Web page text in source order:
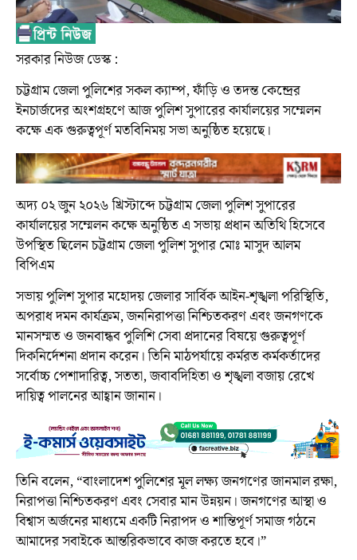
সরকার নিউজ ডেস্ক :
চট্টগ্রাম জেলা পুলিশের সকল ক্যাম্প, ফাঁড়ি ও তদন্ত কেন্দ্রের
ইনচার্জদের অংশগ্রহণে আজ পুলিশ সুপারের কার্যালয়ের সম্মেলন
কক্ষে এক গুরুত্বপূর্ণ মতবিনিময় সভা অনুষ্ঠিত হয়েছে।
অদ্য ০২ জুন ২০২৬ খ্রিস্টাব্দে চট্টগ্রাম জেলা পুলিশ সুপারের
কার্যালয়ের সম্মেলন কক্ষে অনুষ্ঠিত এ সভায় প্রধান অতিথি হিসেবে
উপস্থিত ছিলেন চট্টগ্রাম জেলা পুলিশ সুপার মোঃ মাসুদ আলম
বিপিএম
সভায় পুলিশ সুপার মহোদয় জেলার সার্বিক আইন-শৃঙ্খলা পরিস্থিতি,
অপরাধ দমন কার্যক্রম, জননিরাপত্তা নিশ্চিতকরণ এবং জনগণকে
মানসম্মত ও জনবান্ধব পুলিশি সেবা প্রদানের বিষয়ে গুরুত্বপূর্ণ
দিকনির্দেশনা প্রদান করেন। তিনি মাঠপর্যায়ে কর্মরত কর্মকর্তাদের
সর্বোচ্চ পেশাদারিত্ব, সততা, জবাবদিহিতা ও শৃঙ্খলা বজায় রেখে
দায়িত্ব পালনের আহ্বান জানান।
তিনি বলেন, “বাংলাদেশ পুলিশের মূল লক্ষ্য জনগণের জানমাল রক্ষা,
নিরাপত্তা নিশ্চিতকরণ এবং সেবার মান উন্নয়ন। জনগণের আস্থা ও
বিশ্বাস অর্জনের মাধ্যমে একটি নিরাপদ ও শান্তিপূর্ণ সমাজ গঠনে
আমাদের সবাইকে আন্তরিকভাবে কাজ করতে হবে।”